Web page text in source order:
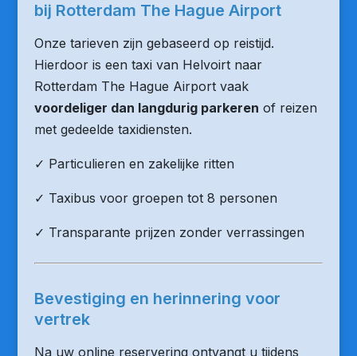
bij Rotterdam The Hague Airport
Onze tarieven zijn gebaseerd op reistijd.
Hierdoor is een taxi van Helvoirt naar
Rotterdam The Hague Airport vaak
voordeliger dan langdurig parkeren of reizen
met gedeelde taxidiensten.
✓ Particulieren en zakelijke ritten
✓ Taxibus voor groepen tot 8 personen
✓ Transparante prijzen zonder verrassingen
Bevestiging en herinnering voor
vertrek
Na uw online reservering ontvangt u tijdens